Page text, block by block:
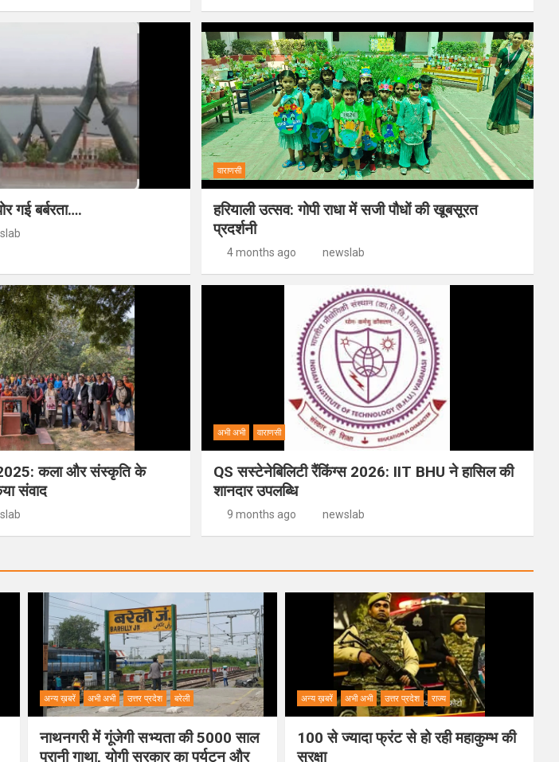
गई बर्बरता….
वाराणसी
हरियाली उत्सव: गोपी राधा में सजी पौधों की खूबसूरत
प्रदर्शनी
4 months ago newslab
2025: कला और संस्कृति के
संवाद
अभी अभी वाराणसी
QS सस्टेनेबिलिटी रैंकिंग्स 2026: IIT BHU ने हासिल की
शानदार उपलब्धि
9 months ago newslab
अन्य ख़बरें अभी अभी उत्तर प्रदेश बरेली
नाथनगरी में गूंजेगी सभ्यता की 5000 साल
पुरानी गाथा, योगी सरकार का पर्यटन और
अन्य ख़बरें अभी अभी उत्तर प्रदेश राज्य
100 से ज्यादा फ्रंट से हो रही महाकुम्भ की
सुरक्षा